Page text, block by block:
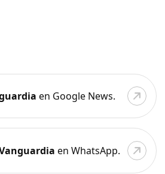
en Google News.
en WhatsApp.